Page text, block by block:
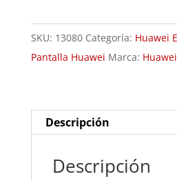
Enjoy
9
cantidad
SKU: 13080 Categoría: Huawei
Pantalla Huawei Marca: Huawei
Descripción
Descripción